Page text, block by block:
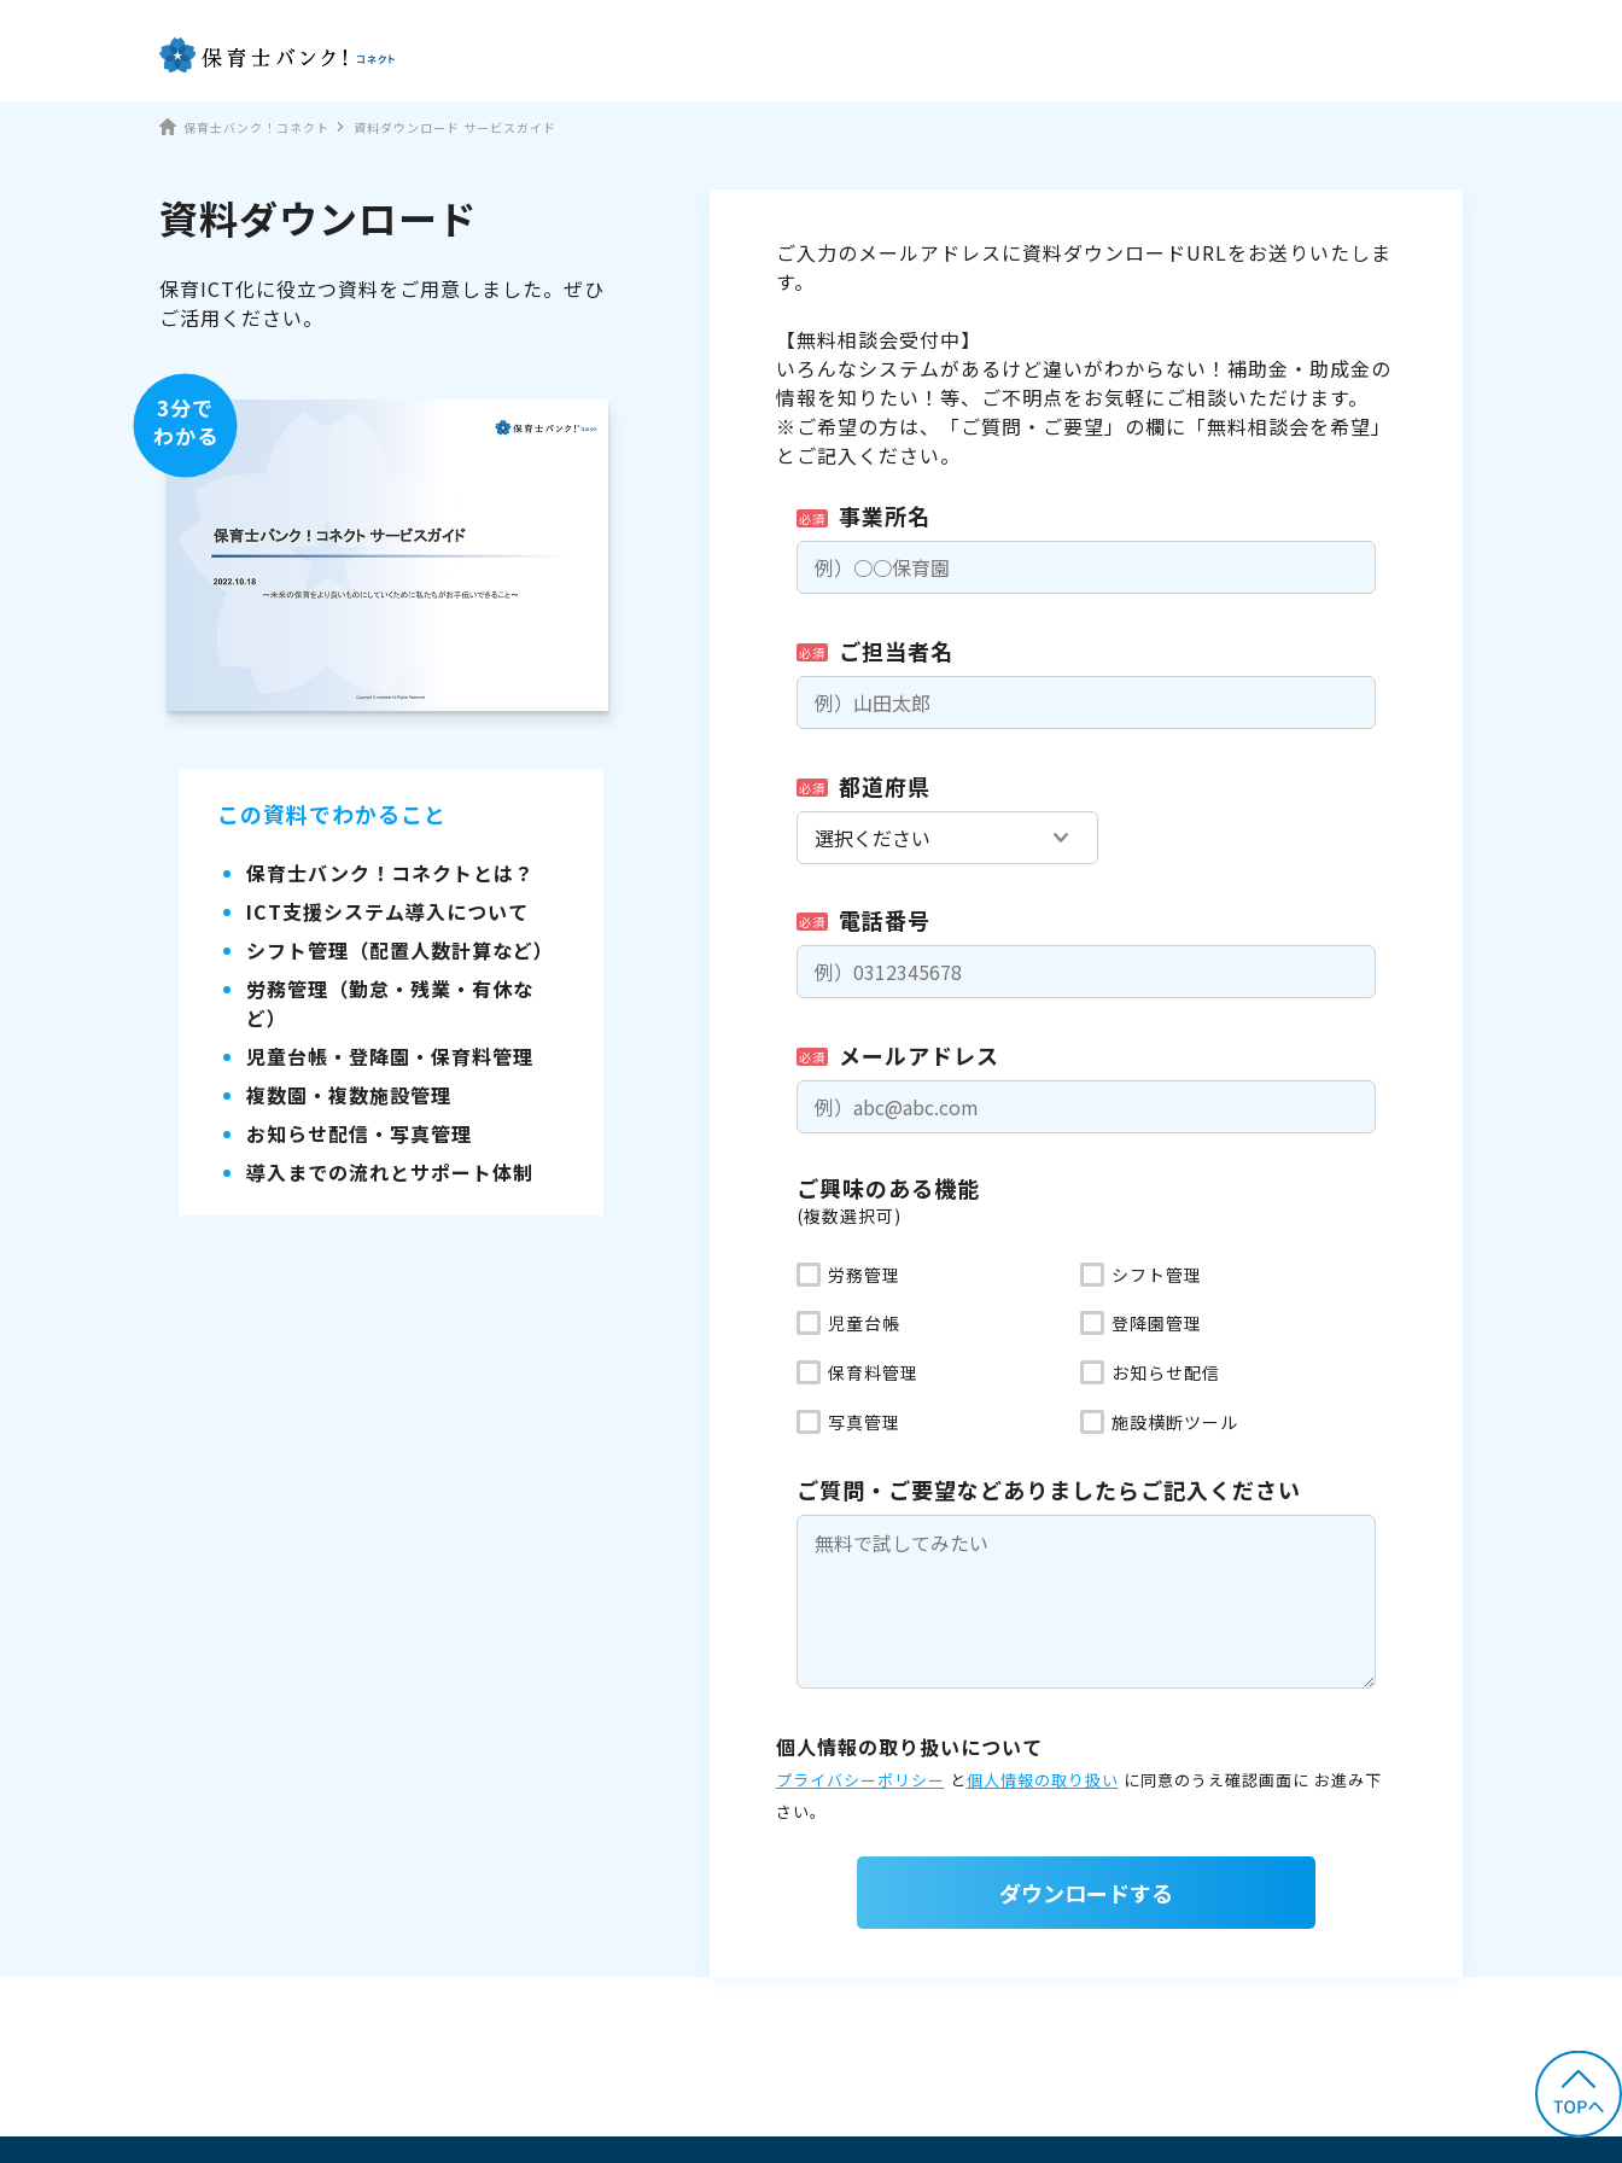
保育士バンク！コネクト 資料ダウンロード サービスガイド
資料ダウンロード
保育ICT化に役立つ資料をご用意しました。ぜひ
ご活用ください。
3分で
わかる
この資料でわかること
保育士バンク！コネクトとは？
ICT支援システム導入について
シフト管理（配置人数計算など）
労務管理（勤怠・残業・有休な
ど）
児童台帳・登降園・保育料管理
複数園・複数施設管理
お知らせ配信・写真管理
導入までの流れとサポート体制
ご入力のメールアドレスに資料ダウンロードURLをお送りいたしま
す。
【無料相談会受付中】
いろんなシステムがあるけど違いがわからない！補助金・助成金の
情報を知りたい！等、ご不明点をお気軽にご相談いただけます。
※ご希望の方は、「ご質問・ご要望」の欄に「無料相談会を希望」
とご記入ください。
必須 事業所名
必須 ご担当者名
必須 都道府県
必須 電話番号
必須 メールアドレス
ご興味のある機能
(複数選択可)
労務管理 シフト管理
児童台帳 登降園管理
保育料管理 お知らせ配信
写真管理 施設横断ツール
ご質問・ご要望などありましたらご記入ください
個人情報の取り扱いについて
プライバシーポリシー と個人情報の取り扱い に同意のうえ確認画面に お進み下
さい。
ダウンロードする